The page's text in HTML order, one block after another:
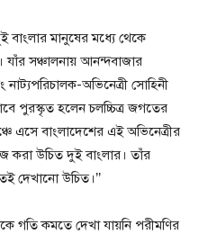
বাংলার মানুষের মধ্যে থেকে
যাঁর সঞ্চালনায় আনন্দবাজার
অভিনেত্রী সোহিনী
পুরস্কৃত হলেন চলচ্চিত্র জগতের
এসে বাংলাদেশের এই অভিনেত্রীর
করা উচিত দুই বাংলার। তাঁর
দেখানো উচিত।’’
গতি কমতে দেখা যায়নি পরীমণির